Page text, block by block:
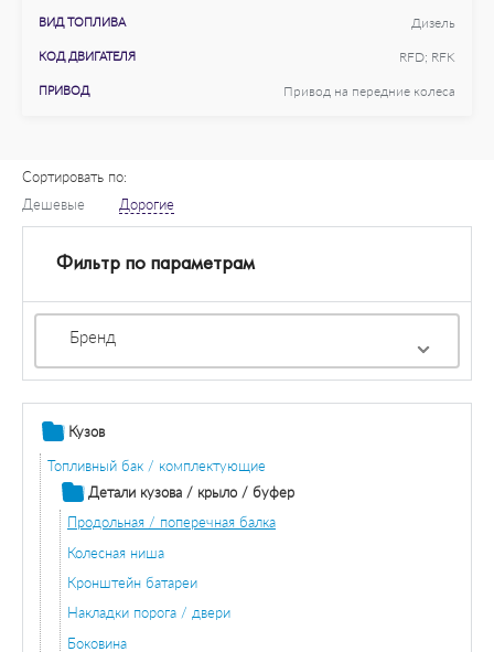
ВИД ТОПЛИВА Дизель
КОД ДВИГАТЕЛЯ RFD; RFK
ПРИВОД Привод на передние колеса
Сортировать по:
Дешевые
Дорогие
Фильтр по параметрам
Бренд
Кузов
Топливный бак / комплектующие
Детали кузова / крыло / буфер
Продольная / поперечная балка
Колесная ниша
Кронштейн батареи
Накладки порога / двери
Боковина